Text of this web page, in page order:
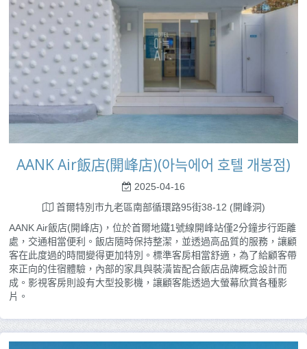
AANK Air飯店(開峰店)(아늑에어 호텔 개봉점)
2025-04-16
首爾特別市九老區南部循環路95街38-12 (開峰洞)
AANK Air飯店(開峰店)，位於首爾地鐵1號線開峰站僅2分鐘步行距離
處，交通相當便利。飯店隨時保持整潔，並透過高品質的服務，讓顧
客在此度過的時間變得更加特別。標準客房相當舒適，為了給顧客帶
來正向的住宿體驗，內部的家具與裝潢皆配合飯店品牌概念設計而
成。影視客房則設有大型投影機，讓顧客能透過大螢幕欣賞各種影
片。